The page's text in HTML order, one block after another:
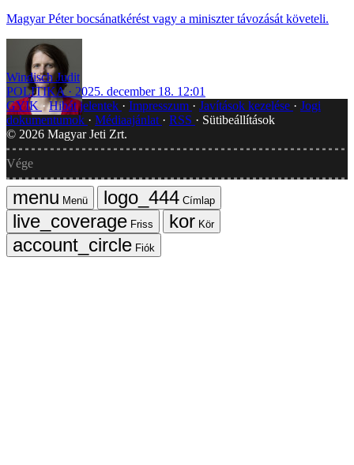
Magyar Péter bocsánatkérést vagy a miniszter távozását követeli.
Windisch Judit
POLITIKA
2025. december 18. 12:01
GYIK Hibát jelentek Impresszum Javítások kezelése
Jogi
dokumentumok
Médiaajánlat RSS
Sütibeállítások
© 2026 Magyar Jeti Zrt.
Vége
Menü
Címlap
Friss
Kör
Fiók